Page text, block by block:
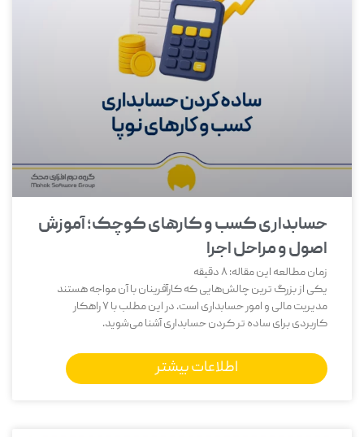
حسابداری کسب و کارهای کوچک؛ آموزش
اصول و مراحل اجرا
زمان مطالعه این مقاله:8دقیقه
یکی از بزرگ‌ ترین چالش‌هایی که کارآفرینان با آن مواجه هستند
مدیریت مالی و امور حسابداری است. در این مطلب با 7 راهکار
کاربردی برای ساده تر کردن حسابداری آشنا می‌شوید.
اطلاعات بیشتر